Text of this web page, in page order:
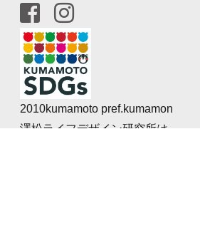
2010kumamoto pref.kumamon
澤松ライフデザイン研究所は